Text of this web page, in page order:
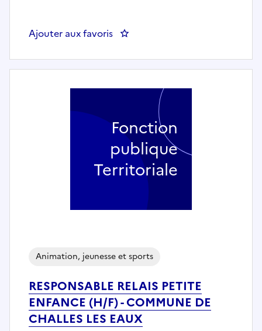
Ajouter aux favoris : AGENT SOCIAL (H/F) - CCAS
RESPONSABLE RELAIS PETITE
ENFANCE (H/F) - COMMUNE DE
CHALLES LES EAUX
Animation, jeunesse et sports
Fonction
publique
Territoriale